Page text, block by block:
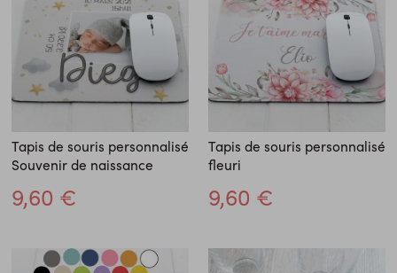
Tapis de souris personnalisé
Souvenir de naissance
9,60 €
Tapis de souris personnalisé
fleuri
9,60 €